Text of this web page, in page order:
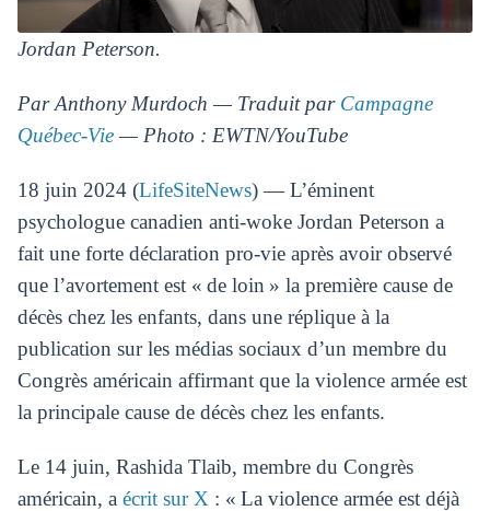
Jordan Peterson.
Par Anthony Murdoch — Traduit par Campagne
Québec-Vie— Photo : EWTN/YouTube
18 juin 2024 (LifeSiteNews) — L’éminent
psychologue canadien anti-woke Jordan Peterson a
fait une forte déclaration pro-vie après avoir observé
que l’avortement est « de loin » la première cause de
décès chez les enfants, dans une réplique à la
publication sur les médias sociaux d’un membre du
Congrès américain affirmant que la violence armée est
la principale cause de décès chez les enfants.
Le 14 juin, Rashida Tlaib, membre du Congrès
américain, a écrit sur X : « La violence armée est déjà